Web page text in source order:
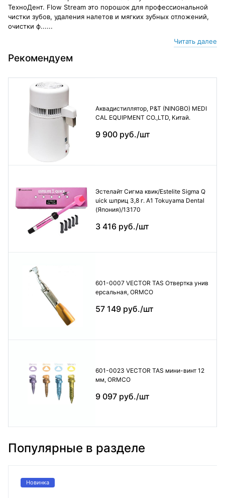
ТехноДент. Flow Stream это порошок для профессиональной
чистки зубов, удаления налетов и мягких зубных отложений,
очистки ф......
Читать далее
Рекомендуем
Аквадистиллятор, P&T (NINGBO) MEDI
CAL EQUIPMENT CO.,LTD, Китай.
9 900 руб./шт
Эстелайт Сигма квик/Estelite Sigma Q
uick шприц 3,8 г. А1 Tokuyama Dental
(Япония)/13170
3 416 руб./шт
601-0007 VECTOR TAS Отвертка унив
ерсальная, ORMCO
57 149 руб./шт
601-0023 VECTOR TAS мини-винт 12
мм, ORMCO
9 097 руб./шт
Популярные в разделе
Новинка